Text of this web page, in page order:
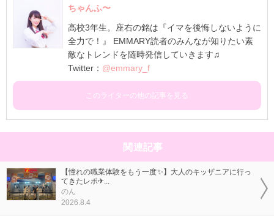
ちゃんふ〜
高校3年生。座右の銘は『イマを後悔しないように
全力で！』 EMMARY読者のみんなが知りたい素
敵なトレンドを随時発信していきます♫
Twitter： @emmary_f
このライターの他の記事を見る
関連記事
【憧れの職業体験をもう一度✨】大人のキッザニアに行っ
てきたレポ✈...
のん
2026.8.4